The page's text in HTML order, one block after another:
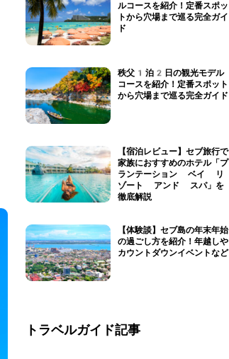
ルコースを紹介！定番スポッ
トから穴場まで巡る完全ガイ
ド
秩父1泊2日の観光モデル
コースを紹介！定番スポット
から穴場まで巡る完全ガイド
【宿泊レビュー】セブ旅行で
家族におすすめのホテル「プ
ランテーション ベイ リ
ゾート アンド スパ」を
徹底解説
【体験談】セブ島の年末年始
の過ごし方を紹介！年越しや
カウントダウンイベントなど
トラベルガイド記事